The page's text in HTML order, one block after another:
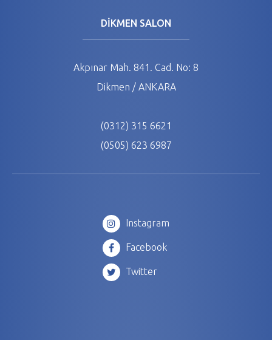
DİKMEN SALON
Akpınar Mah. 841. Cad. No: 8
Dikmen / ANKARA
(0312) 315 6621
(0505) 623 6987
Instagram
Facebook
Twitter